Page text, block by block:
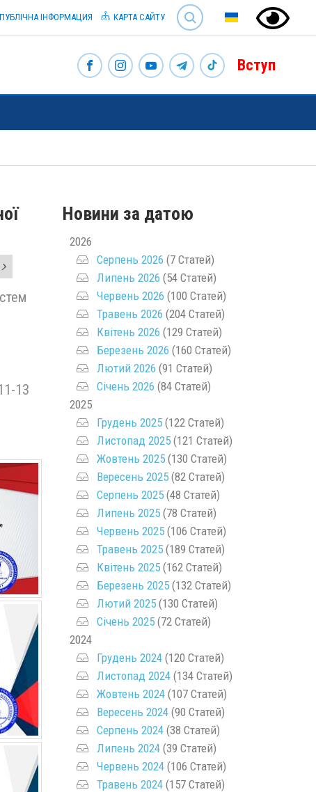
SEARCH
ПУБЛІЧНА ІНФОРМАЦИЯ КАРТА САЙТУ
Вступ
13
Новини за датою
2026
Серпень 2026 (7 Статей)
Липень 2026 (54 Статей)
Червень 2026 (100 Статей)
Травень 2026 (204 Статей)
Квітень 2026 (129 Статей)
Березень 2026 (160 Статей)
Лютий 2026 (91 Статей)
Січень 2026 (84 Статей)
2025
Грудень 2025(122 Статей)
Листопад 2025(121 Статей)
Жовтень 2025(130 Статей)
Вересень 2025(82 Статей)
Серпень 2025(48 Статей)
Липень 2025(78 Статей)
Червень 2025(106 Статей)
Травень 2025(189 Статей)
Квітень 2025(162 Статей)
Березень 2025(132 Статей)
Лютий 2025(130 Статей)
Січень 2025(72 Статей)
2024
Грудень 2024(120 Статей)
Листопад 2024(134 Статей)
Жовтень 2024(107 Статей)
Вересень 2024(90 Статей)
Серпень 2024(38 Статей)
Липень 2024(39 Статей)
Червень 2024(106 Статей)
Травень 2024(157 Статей)